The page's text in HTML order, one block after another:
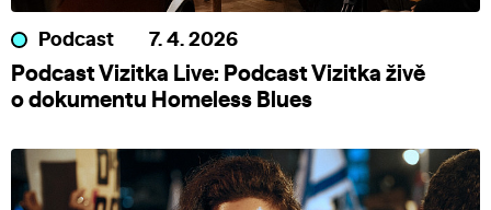
Podcast 7. 4. 2026
Podcast Vizitka Live: Podcast Vizitka živě
o dokumentu Homeless Blues